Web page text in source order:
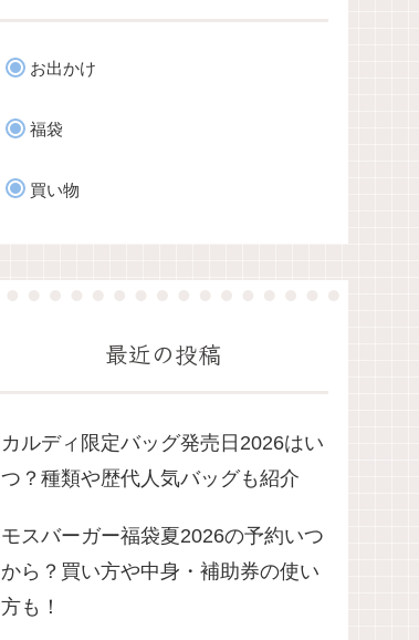
お出かけ
福袋
買い物
最近の投稿
カルディ限定バッグ発売日2026はい
つ？種類や歴代人気バッグも紹介
モスバーガー福袋夏2026の予約いつ
から？買い方や中身・補助券の使い
方も！